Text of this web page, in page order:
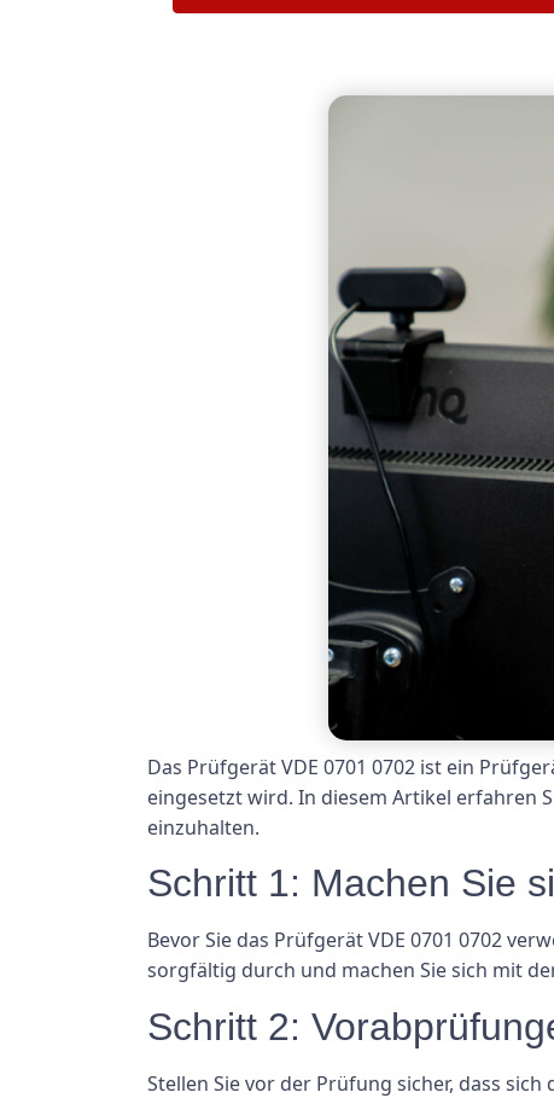
Das Prüfgerät VDE 0701 0702 ist ein
eingesetzt wird. In diesem Artikel erfahren
einzuhalten.
Schritt 1: Machen Sie
Bevor Sie das Prüfgerät VDE 0701 0702
sorgfältig durch und machen Sie sich mit
Schritt 2:
Stellen Sie vor der Prüfung sicher, dass